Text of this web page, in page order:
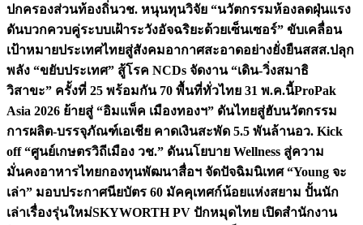
ปกครองส่วนท้องถิ่นวช. หนุนทุนวิจัย “นวัตกรรมห้องลดฝุ่นแรง
ดันบวกควบคู่ระบบเฝ้าระวังอัจฉริยะด้วยเซ็นเซอร์” ขับเคลื่อน
เป้าหมายประเทศไทยสู่สังคมอากาศสะอาดอย่างยั่งยืนสสส.ปลุก
พลัง “ขยับประเทศ” สู้โรค NCDs จัดงาน “เดิน-วิ่งสมาธิ
วิสาขะ” ครั้งที่ 25 พร้อมกัน 70 พื้นที่ทั่วไทย 31 พ.ค.นี้ProPak
Asia 2026 ย้ายสู่ “อิมแพ็ค เมืองทองฯ” ดันไทยสู่ฮับนวัตกรรม
การผลิต-บรรจุภัณฑ์เอเชีย คาดเงินสะพัด 5.5 พันล้านอว. Kick
off “ศูนย์เกษตรวิถีเมือง วช.” ดันนโยบาย Wellness สู่ความ
มั่นคงอาหารไทยกองทุนพัฒนาสื่อฯ จัดปัจฉิมนิเทศ “Young จะ
เล่า” มอบประกาศนียบัตร 60 มัคคุเทศก์น้อยแห่งสยาม ปั้นนัก
เล่าเรื่องรุ่นใหม่SKYWORTH PV ปักหมุดไทย เปิดสำนักงาน